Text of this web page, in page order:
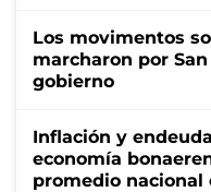
Los movimentos
marcharon por
gobierno
Inflación y
economía
promedio nacional